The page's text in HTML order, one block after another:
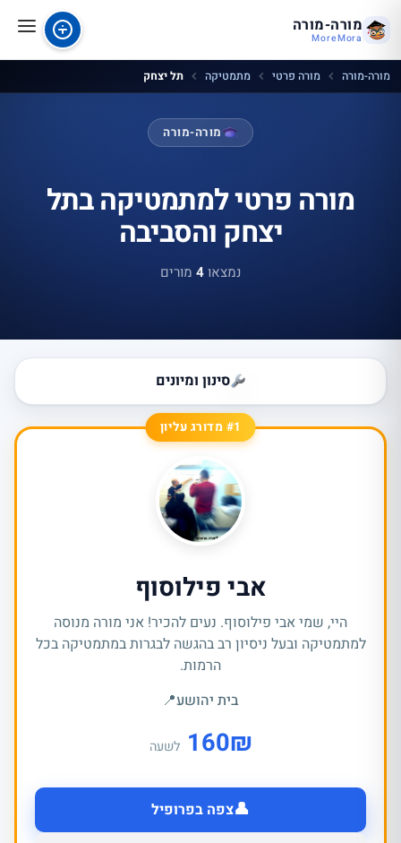
מורה-מורה
MoreMora
מורה-מורה מורה פרטי מתמטיקה תל יצחק
מורה-מורה
מורה פרטי למתמטיקה בתל
יצחק והסביבה
נמצאו4 מורים
סינון ומיונים
#1 מדורג עליון
אבי פילוסוף
היי, שמי אבי פילוסוף. נעים להכיר! אני מורה מנוסה
למתמטיקה ובעל ניסיון רב בהגשה לבגרות במתמטיקה בכל
הרמות.
בית יהושע📍
₪
160 לשעה
👤צפה בפרופיל